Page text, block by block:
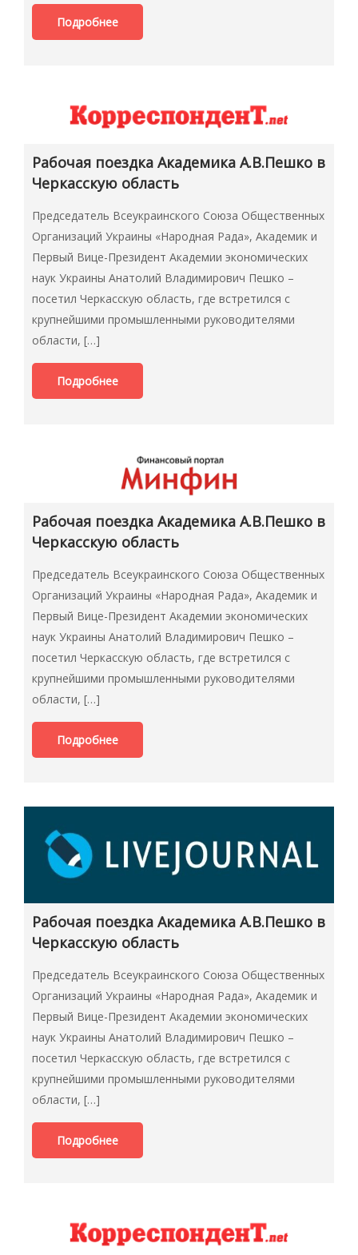
Подробнее
Рабочая поездка Академика А.В.Пешко в
Черкасскую область
Председатель Всеукраинского Союза Общественных
Организаций Украины «Народная Рада», Академик и
Первый Вице-Президент Академии экономических
наук Украины Анатолий Владимирович Пешко –
посетил Черкасскую область, где встретился с
крупнейшими промышленными руководителями
области, […]
Подробнее
Рабочая поездка Академика А.В.Пешко в
Черкасскую область
Председатель Всеукраинского Союза Общественных
Организаций Украины «Народная Рада», Академик и
Первый Вице-Президент Академии экономических
наук Украины Анатолий Владимирович Пешко –
посетил Черкасскую область, где встретился с
крупнейшими промышленными руководителями
области, […]
Подробнее
Рабочая поездка Академика А.В.Пешко в
Черкасскую область
Председатель Всеукраинского Союза Общественных
Организаций Украины «Народная Рада», Академик и
Первый Вице-Президент Академии экономических
наук Украины Анатолий Владимирович Пешко –
посетил Черкасскую область, где встретился с
крупнейшими промышленными руководителями
области, […]
Подробнее